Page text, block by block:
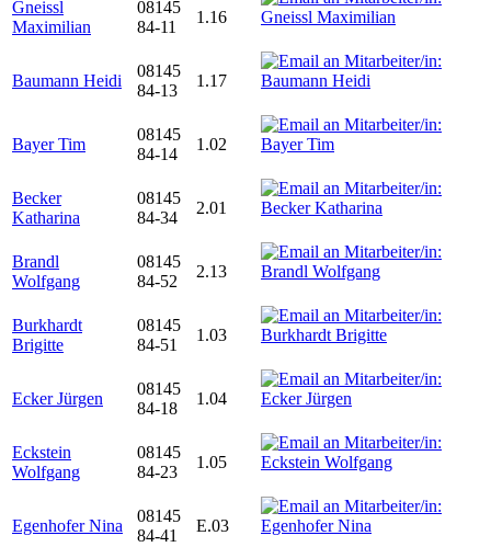
Gneissl
Maximilian
08145
84-11
1.16
Baumann Heidi
08145
84-13
1.17
Bayer Tim
08145
84-14
1.02
Becker
Katharina
08145
84-34
2.01
Brandl
Wolfgang
08145
84-52
2.13
Burkhardt
Brigitte
08145
84-51
1.03
Ecker Jürgen
08145
84-18
1.04
Eckstein
Wolfgang
08145
84-23
1.05
Egenhofer Nina
08145
84-41
E.03